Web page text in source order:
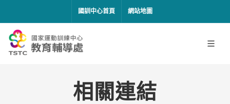
國訓中心首頁 網站地圖
相關連結